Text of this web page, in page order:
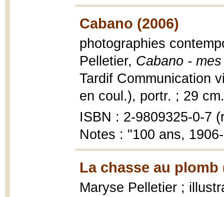
Cabano (2006)
photographies
Pelletier, Cabano -
Tardif Communication
en coul.), portr. ; 29 cm.
ISBN : 2-9809325-0-7
Notes : "100 ans,
La chasse au plomb
Maryse Pelletier ;